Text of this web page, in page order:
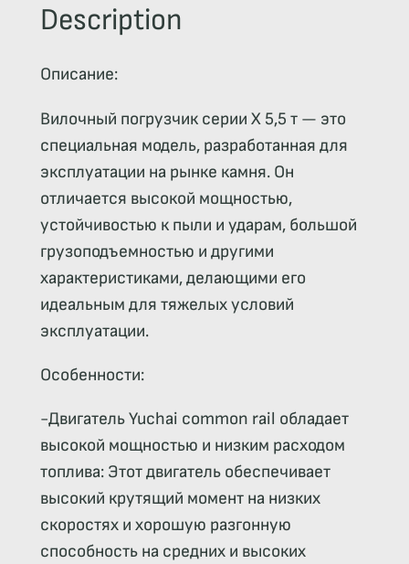
Description
Описание:
Вилочный погрузчик серии X 5,5 т — это
специальная модель, разработанная для
эксплуатации на рынке камня. Он
отличается высокой мощностью,
устойчивостью к пыли и ударам, большой
грузоподъемностью и другими
характеристиками, делающими его
идеальным для тяжелых условий
эксплуатации.
Особенности:
-Двигатель Yuchai common rail обладает
высокой мощностью и низким расходом
топлива: Этот двигатель обеспечивает
высокий крутящий момент на низких
скоростях и хорошую разгонную
способность на средних и высоких